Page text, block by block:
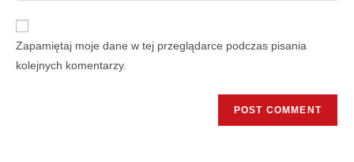
Zapamiętaj moje dane w tej przeglądarce podczas pisania
kolejnych komentarzy.